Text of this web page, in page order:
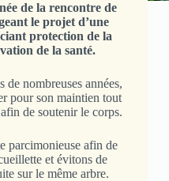
de la rencontre de
le projet d’une
protection de la
de la santé.
nombreuses années,
pour son maintien tout
de soutenir le corps.
parcimonieuse afin de
et évitons de
sur le même arbre.